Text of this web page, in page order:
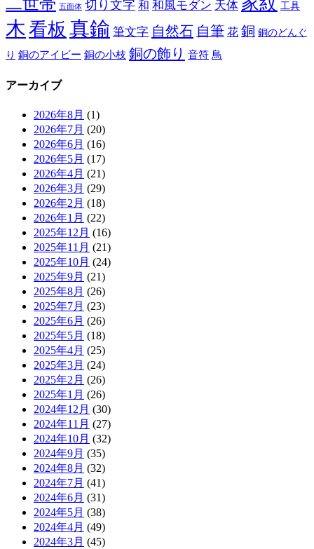
二世帯 五面体 切り文字 和 和風モダン 天体 工具
木看板 真鍮 筆文字 自然石 自筆 花 銅 銅のどんぐ
り 銅のアイビー 銅の小枝 銅の飾り 音符 鳥
アーカイブ
2026年8月 (1)
2026年7月 (20)
2026年6月 (16)
2026年5月 (17)
2026年4月 (21)
2026年3月 (29)
2026年2月 (18)
2026年1月 (22)
2025年12月 (16)
2025年11月 (21)
2025年10月 (24)
2025年9月 (21)
2025年8月 (26)
2025年7月 (23)
2025年6月 (26)
2025年5月 (18)
2025年4月 (25)
2025年3月 (24)
2025年2月 (26)
2025年1月 (26)
2024年12月 (30)
2024年11月 (27)
2024年10月 (32)
2024年9月 (35)
2024年8月 (32)
2024年7月 (41)
2024年6月 (31)
2024年5月 (38)
2024年4月 (49)
2024年3月 (45)